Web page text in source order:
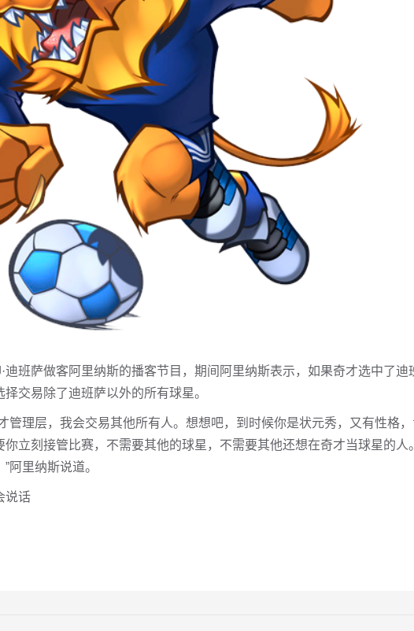
迪班萨做客阿里纳斯的播客节目，期间阿里纳斯表示，如果奇才选中了迪
交易除了迪班萨以外的所有球星。
管理层，我会交易其他所有人。想想吧，到时候你是状元秀，又有性格
立刻接管比赛，不需要其他的球星，不需要其他还想在奇才当球星的人
阿里纳斯说道。
说话